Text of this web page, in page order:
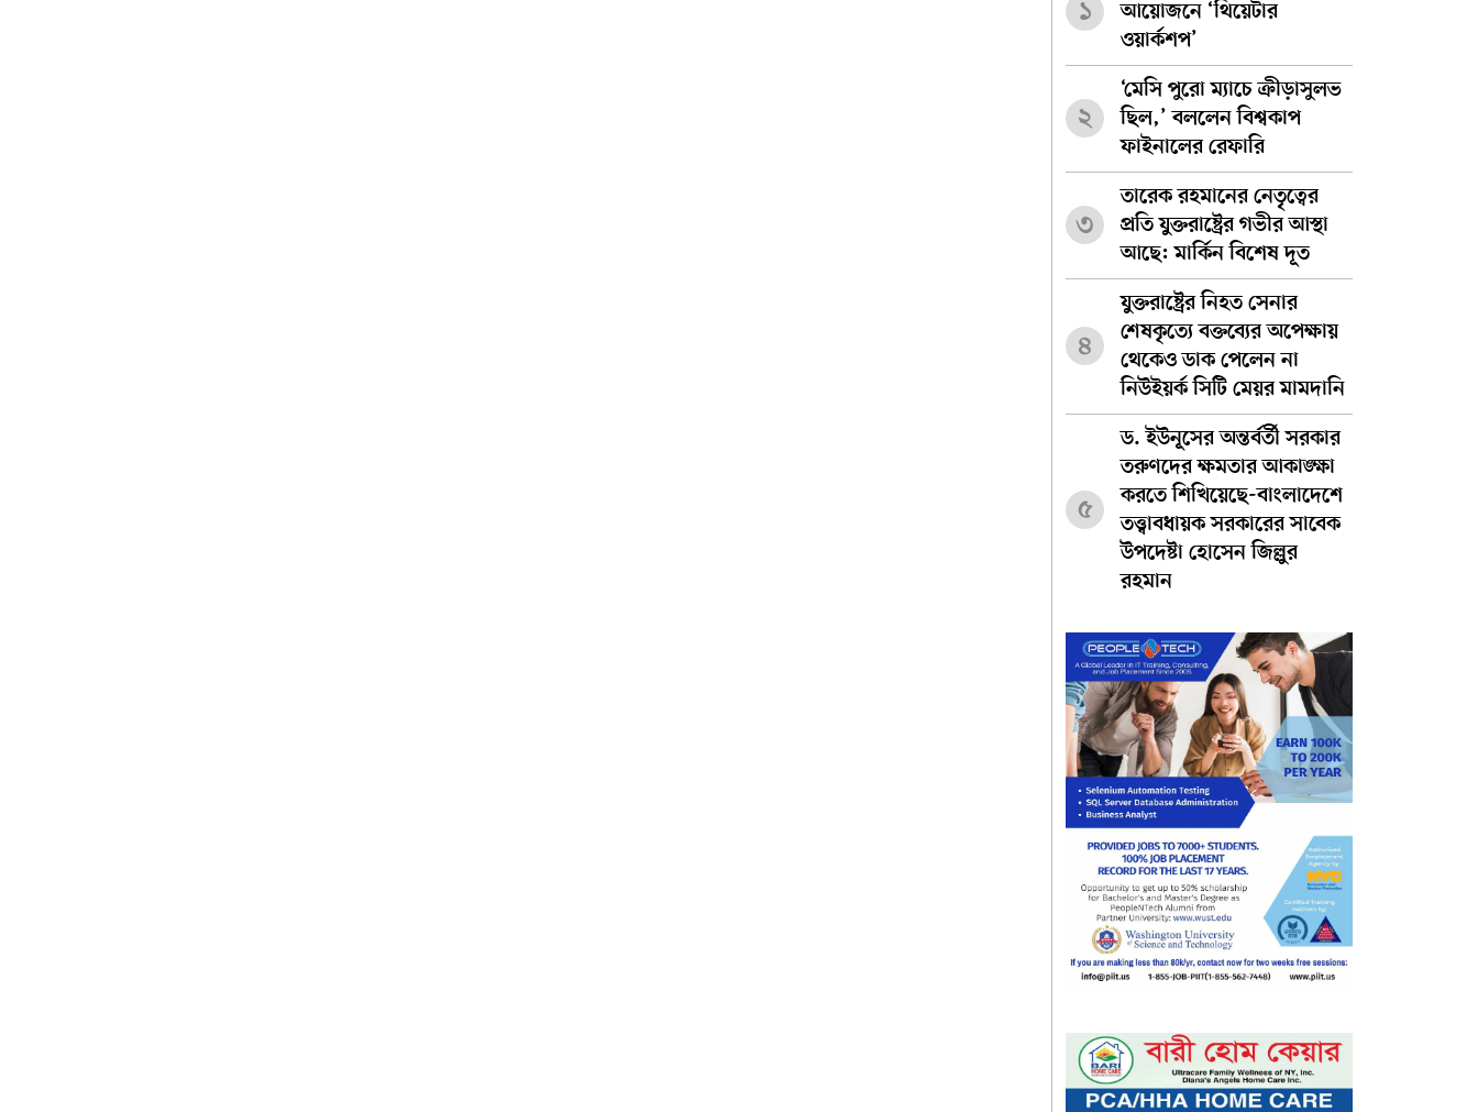
১
আয়োজনে ‘থিয়েটার
ওয়ার্কশপ’
২
‘মেসি পুরো ম্যাচে ক্রীড়াসুলভ
ছিল,’ বললেন বিশ্বকাপ
ফাইনালের রেফারি
৩
তারেক রহমানের নেতৃত্বের
প্রতি যুক্তরাষ্ট্রের গভীর আস্থা
আছে: মার্কিন বিশেষ দূত
৪
যুক্তরাষ্ট্রের নিহত সেনার
শেষকৃত্যে বক্তব্যের অপেক্ষায়
থেকেও ডাক পেলেন না
নিউইয়র্ক সিটি মেয়র মামদানি
৫
ড. ইউনূসের অন্তর্বর্তী সরকার
তরুণদের ক্ষমতার আকাঙ্ক্ষা
করতে শিখিয়েছে-বাংলাদেশে
তত্ত্বাবধায়ক সরকারের সাবেক
উপদেষ্টা হোসেন জিল্লুর
রহমান